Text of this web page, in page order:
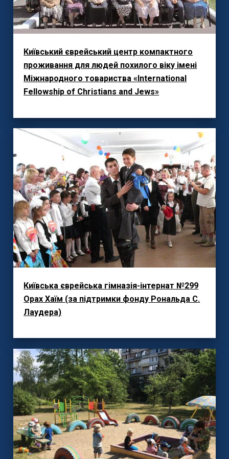
Київський єврейський центр компактного
проживання для людей похилого віку імені
Міжнародного товариства «International
Fellowship of Christians and Jews»
Київська єврейська гімназія-інтернат №299
Орах Хаїм (за підтримки фонду Рональда С.
Лаудера)